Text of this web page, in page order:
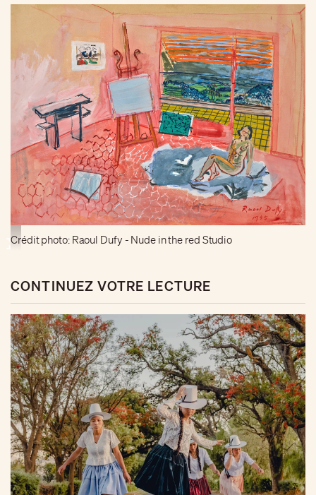
Crédit photo: Raoul Dufy - Nude in the red Studio
CONTINUEZ VOTRE LECTURE